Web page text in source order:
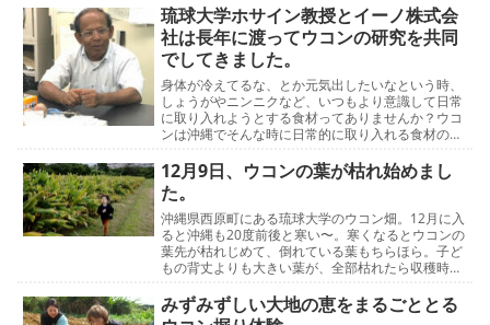
丸ごと届…
琉球大学ホサイン教授とイーノ株式会
社は長年に渡ってウコンの研究を共同
でしてきました。
身体が冷えてるな、とか元気出したいなという時、
しょうがやニンニクなど、いつもより意識して日常
に取り入れようとする食材ってありませんか？ウコ
ンは沖縄でそんな時に日常的に取り入れる食材のひ
んなウコン…
12月9日、ウコンの葉が枯れ始めまし
た。
沖縄県西原町にある琉球大学のウコン畑。12月に入
ると沖縄も20度前後と寒い〜。寒くなるとウコンの
葉先が枯れじめて、倒れている葉もちらほら。子ど
もの背丈よりも大きい葉が、全部枯れたら収穫時期
長の…
みずみずしい大地の恵をまるごととる